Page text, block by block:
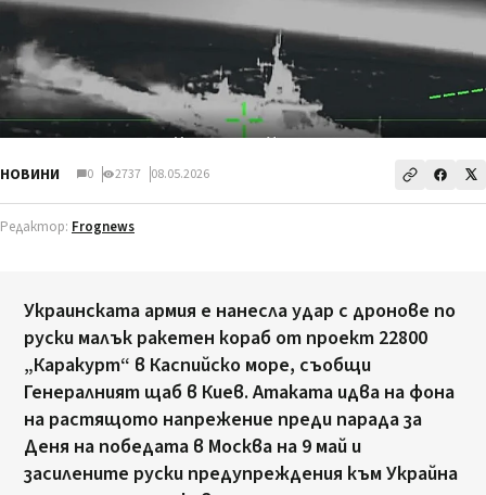
НОВИНИ 0 2737 08.05.2026
Редактор: Frognews
Украинската армия е нанесла удар с дронове по
руски малък ракетен кораб от проект 22800
„Каракурт“ в Каспийско море, съобщи
Генералният щаб в Киев. Атаката идва на фона
на растящото напрежение преди парада за
Деня на победата в Москва на 9 май и
засилените руски предупреждения към Украйна